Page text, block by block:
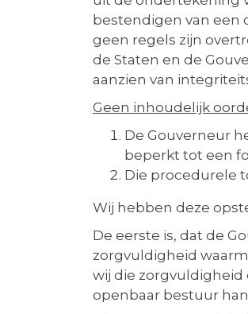
bestendigen van een
geen regels zijn
de Staten en de
aanzien van
Geen inhoudelijk
De Gouverneur
beperkt tot een
Die procedurele
Wij hebben deze
De eerste is, dat de
zorgvuldigheid
wij die
openbaar bestuur